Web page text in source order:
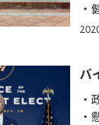
バ